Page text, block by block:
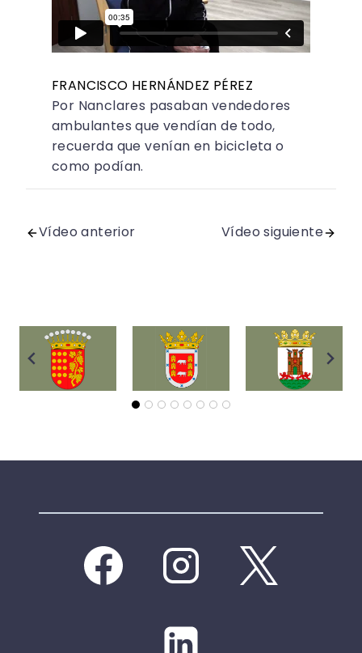
FRANCISCO HERNÁNDEZ PÉREZ
Por Nanclares pasaban vendedores
ambulantes que vendían de todo,
recuerda que venían en bicicleta o
como podían.
Vídeo anterior Vídeo siguiente